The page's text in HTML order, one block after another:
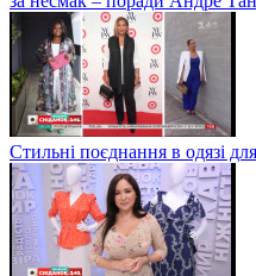
Стильні поєднання в одязі